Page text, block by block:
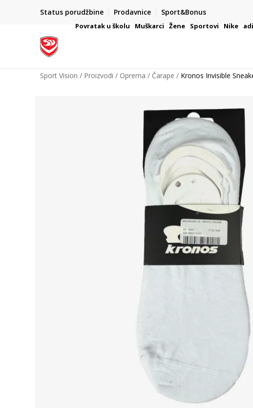
Status porudžbine Prodavnice Sport&Bonus
VAŽNO OBAVEŠTENJE ZA POTROŠAČE
Povratak u školu Muškarci Žene Sportovi Nike
Sport Vision Proizvodi Oprema Čarape Kronos Invisible